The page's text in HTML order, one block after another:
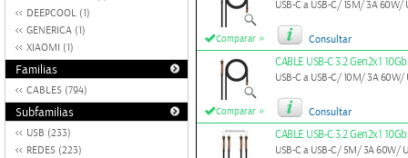
DEEPCOOL (1)
GENERICA (1)
XIAOMI (1)
Familias
CABLES (794)
Subfamilias
USB (233)
REDES (223)
Comparar »
USB-C a USB-C/ 15M/ 3A 60W/
Consultar
Comparar »
CABLE USB-C 3.2 Gen2x1
USB-C a USB-C/ 10M/ 3A 60W/
Consultar
CABLE USB-C 3.2 Gen2x1
USB-C a USB-C/ 5M/ 3A 60W/